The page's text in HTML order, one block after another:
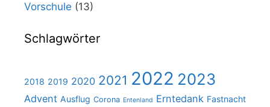
Vorschule (13)
Schlagwörter
2018 2019 2020 2021 2022 2023
Advent Ausflug Corona Entenland Erntedank Fastnacht